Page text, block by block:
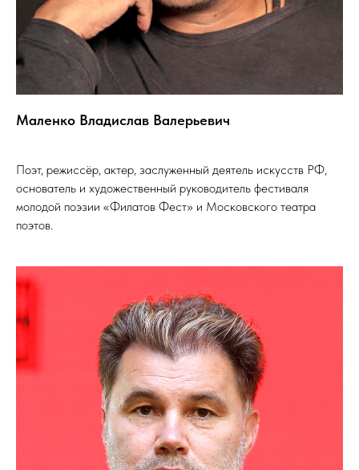
Маленко Владислав Валерьевич
Поэт, режиссёр, актер, заслуженный деятель искусств РФ,
основатель и художественный руководитель фестиваля
молодой поэзии «Филатов Фест» и Московского театра
поэтов.